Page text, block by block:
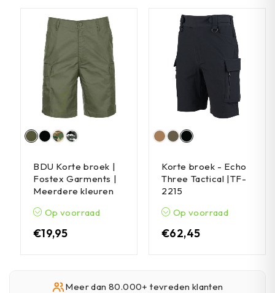
BDU Korte broek |
Fostex Garments |
Meerdere kleuren
Op voorraad
€19,95
Korte broek - Echo
Three Tactical |TF-
2215
Op voorraad
€62,45
Meer dan 80.000+ tevreden klanten